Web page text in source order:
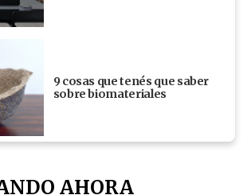
9 cosas que tenés que saber
sobre biomateriales
AHORA